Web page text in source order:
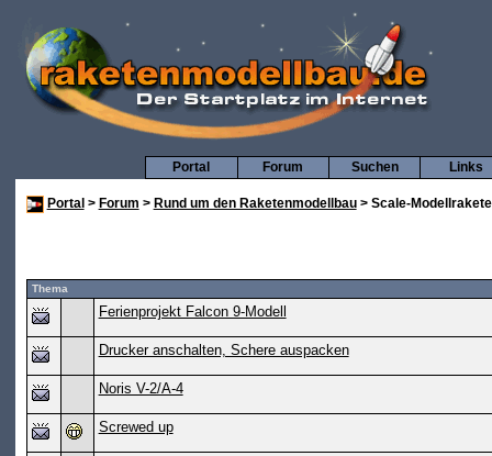
Links
Suchen
Forum
Portal
Portal > Forum > Rund um den Raketenmodellbau> Scale-
Thema
Ferienprojekt Falcon 9-Modell
Drucker anschalten, Schere auspacken
Noris V-2/A-4
Screwed up